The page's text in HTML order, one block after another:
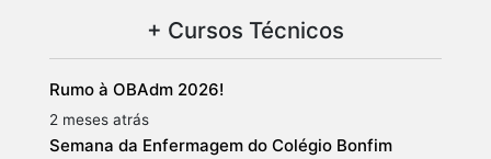
+ Cursos Técnicos
Rumo à OBAdm 2026!
2 meses atrás
Semana da Enfermagem do Colégio Bonfim